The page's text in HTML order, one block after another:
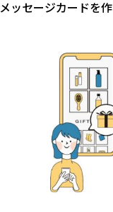
ッセージカードを